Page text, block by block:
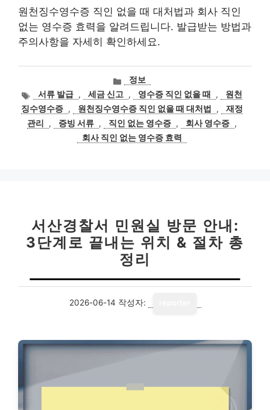
원천징수영수증 직인 없을 때 대처법과 회사 직인
없는 영수증 효력을 알려드립니다. 발급받는 방법과
주의사항을 자세히 확인하세요.
카
고
리
정보
태
그
서류 발급 , 세금 신고 , 영수증 직인 없을 때 ,
원천
징수영수증 , 원천징수영수증 직인 없을 때 대처법 ,
재정
관리
, 증빙 서류 , 직인 없는 영수증 , 회사 영수증 ,
회사 직인 없는 영수증 효력
서산경찰서 민원실 방문 안내:
3단계로 끝내는 위치 & 절차 총
정리
2026-06-14 작성자: